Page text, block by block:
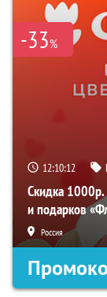
-33%
12:10:11
Скидка 1000р.
и подарков
Россия